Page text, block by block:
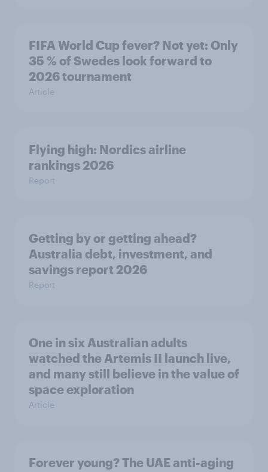
FIFA World Cup fever? Not yet: Only
35 % of Swedes look forward to
2026 tournament
Article
Flying high: Nordics airline
rankings 2026
Report
Getting by or getting ahead?
Australia debt, investment, and
savings report 2026
Report
One in six Australian adults
watched the Artemis II launch live,
and many still believe in the value of
space exploration
Article
Forever young? The UAE anti-aging